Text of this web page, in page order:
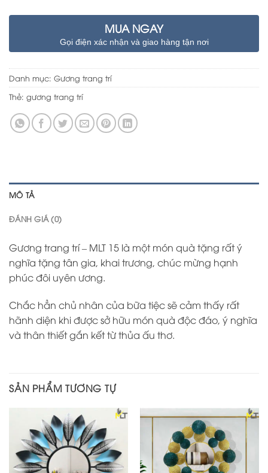
MUA NGAY
Gọi điện xác nhận và giao hàng tận nơi
Danh mục: Gương trang trí
Thẻ: gương trang trí
MÔ TẢ
ĐÁNH GIÁ (0)
Gương trang trí – MLT 15 là một món quà tặng rất ý
nghĩa tặng tân gia, khai trương, chúc mừng hạnh
phúc đôi uyên ương.
Chắc hẳn chủ nhân của bữa tiệc sẽ cảm thấy rất
hãnh diện khi được sở hữu món quà độc đáo, ý nghĩa
và thân thiết gắn kết từ thủa ấu thơ.
SẢN PHẨM TƯƠNG TỰ